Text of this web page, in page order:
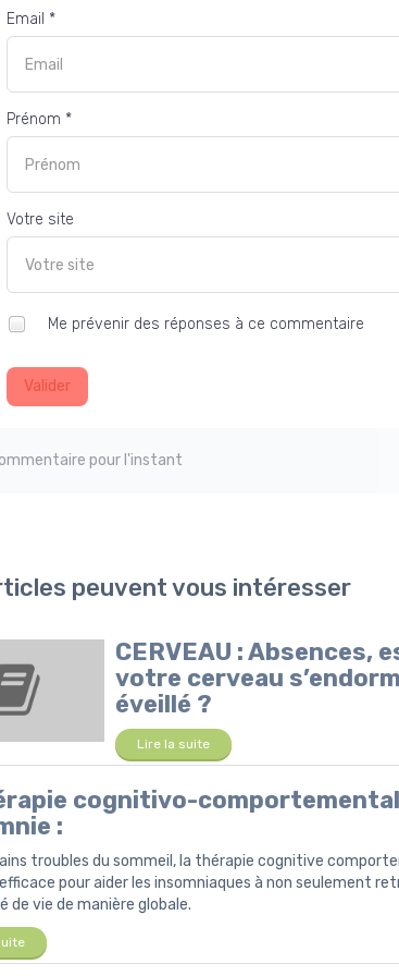
Email *
Prénom *
Votre site
Me prévenir des réponses à ce commentaire
Valider
pour l'instant
peuvent vous intéresser
CERVEAU : Absences,
votre cerveau
éveillé ?
Lire la suite
cognitivo-
:
troubles du sommeil, la thérapie cognitive
pour aider les insomniaques à non seulement
de vie de manière globale.